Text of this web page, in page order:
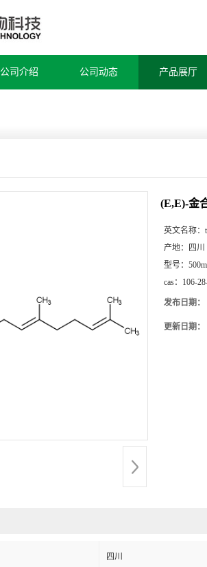
公司介绍 公司动态 产品展厅
(E,E)-金
英文名称：
产地：
四川
型号：
cas： 106-
发布日期：
更新日期：
四川